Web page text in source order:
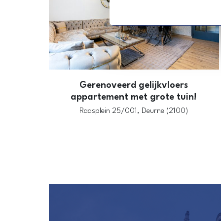
Gerenoveerd gelijkvloers
appartement met grote tuin!
Raasplein 25/001, Deurne (2100)